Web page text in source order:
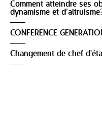
Comment atteindre ses
dynamisme et
CONFERENCE
Changement de chef